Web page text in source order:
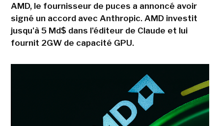
AMD, le fournisseur de puces a annoncé avoir
signé un accord avec Anthropic. AMD investit
jusqu'à 5 Md$ dans l'éditeur de Claude et lui
fournit 2GW de capacité GPU.